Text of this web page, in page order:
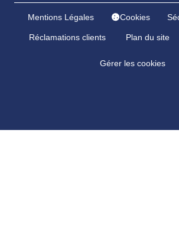
Mentions Légales Cookies
Réclamations clients Plan du site
Gérer les cookies